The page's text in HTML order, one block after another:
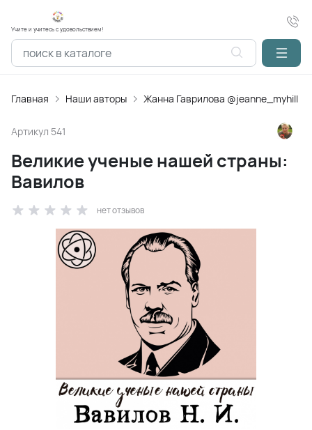
Учите и учитесь с удовольствием!
Главная Наши авторы Жанна Гаврилова @jeanne_myhill
Артикул 541
Великие ученые нашей страны:
Вавилов
нет отзывов